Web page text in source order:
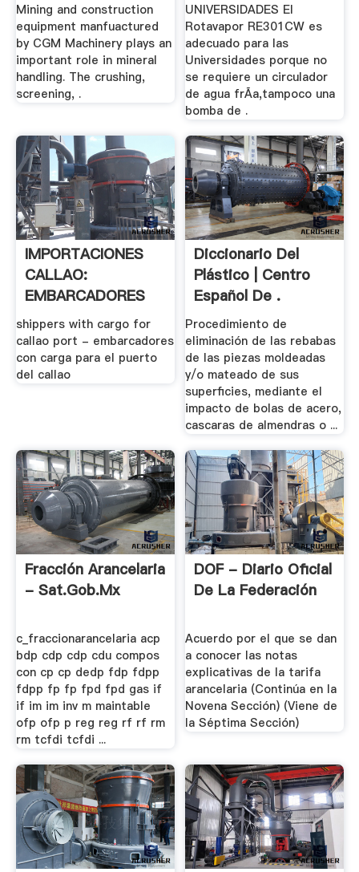
Mining and construction
equipment manfuactured
by CGM Machinery plays an
important role in mineral
handling. The crushing,
screening, .
UNIVERSIDADES El
Rotavapor RE301CW es
adecuado para las
Universidades porque no
se requiere un circulador
de agua frÃ­a,tampoco una
bomba de .
IMPORTACIONES
CALLAO:
EMBARCADORES
shippers with cargo for
callao port - embarcadores
con carga para el puerto
del callao
Diccionario Del
Plástico | Centro
Español De .
Procedimiento de
eliminación de las rebabas
de las piezas moldeadas
y/o mateado de sus
superficies, mediante el
impacto de bolas de acero,
cascaras de almendras o ...
Fracción Arancelaria
- Sat.gob.mx
c_fraccionarancelaria acp
bdp cdp cdp cdu compos
con cp cp dedp fdp fdpp
fdpp fp fp fpd fpd gas if
if im im inv m maintable
ofp ofp p reg reg rf rf rm
rm tcfdi tcfdi ...
DOF - Diario Oficial
De La Federación
Acuerdo por el que se dan
a conocer las notas
explicativas de la tarifa
arancelaria (Continúa en la
Novena Sección) (Viene de
la Séptima Sección)